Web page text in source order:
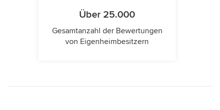
Über 25.000
Gesamtanzahl der Bewertungen
von Eigenheimbesitzern